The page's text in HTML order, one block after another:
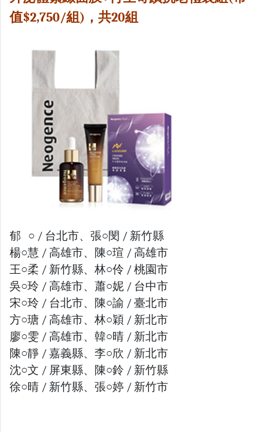
值$2,750/組)，共20組
郁 ○ / 台北市、張○閔 / 新竹縣
楊○慧 / 高雄市、陳○瑄 / 高雄市
王○柔 / 新竹縣、林○伶 / 桃園市
吳○玲 / 高雄市、蕭○妮 / 台中市
宋○玲 / 台北市、陳○諭 / 臺北市
方○瑭 / 高雄市、林○穎 / 新北市
廖○雯 / 高雄市、韓○晴 / 新北市
陳○靜 / 嘉義縣、李○欣 / 新北市
沈○文 / 屏東縣、陳○鈴 / 新竹縣
徐○晴 / 新竹縣、張○婷 / 新竹市